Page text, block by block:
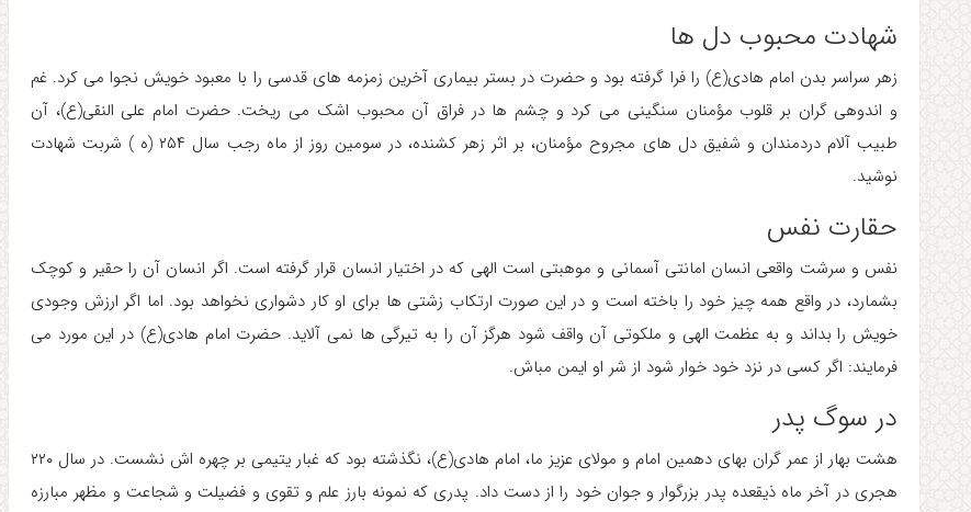
شهادت محبوب دل ها
زهر سراسر بدن امام هادی(ع) را فرا گرفته بود و حضرت در بستر بیماری آخرین زمزمه های قدسی را با معبود خویش نجوا می کرد. غم
و اندوهی گران بر قلوب مؤمنان سنگینی می کرد و چشم ها در فراق آن محبوب اشک می ریخت. حضرت امام علی النقی(ع)، آن
طبیب آلام دردمندان و شفیق دل های مجروح مؤمنان، بر اثر زهر کشنده، در سومین روز از ماه رجب سال ۲۵۴ (ه ) شربت شهادت
نوشید.
حقارت نفس
نفس و سرشت واقعی انسان امانتی آسمانی و موهبتی است الهی که در اختیار انسان قرار گرفته است. اگر انسان آن را حقیر و کوچک
بشمارد، در واقع همه چیز خود را باخته است و در این صورت ارتکاب زشتی ها برای او کار دشواری نخواهد بود. اما اگر ارزش وجودی
خویش را بداند و به عظمت الهی و ملکوتی آن واقف شود هرگز آن را به تیرگی ها نمی آلاید. حضرت امام هادی(ع) در این مورد می
فرمایند: اگر کسی در نزد خود خوار شود از شر او ایمن مباش.
در سوگ پدر
هشت بهار از عمر گران بهای دهمین امام و مولای عزیز ما، امام هادی(ع)، نگذشته بود که غبار یتیمی بر چهره اش نشست. در سال ۲۲۰
هجری در آخر ماه ذیقعده پدر بزرگوار و جوان خود را از دست داد. پدری که نمونه بارز علم و تقوی و فضیلت و شجاعت و مظهر مبارزه